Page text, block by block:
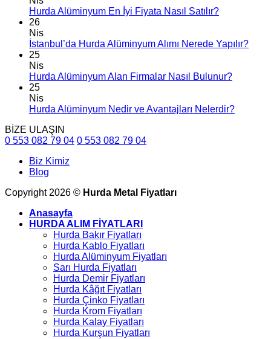
Hurda Alüminyum En İyi Fiyata Nasıl Satılır?
26
Nis
İstanbul’da Hurda Alüminyum Alımı Nerede Yapılır?
25
Nis
Hurda Alüminyum Alan Firmalar Nasıl Bulunur?
25
Nis
Hurda Alüminyum Nedir ve Avantajları Nelerdir?
BİZE ULAŞIN
0 553 082 79 04 0 553 082 79 04
Biz Kimiz
Blog
Copyright 2026 © Hurda Metal Fiyatları
Anasayfa
HURDA ALIM FİYATLARI
Hurda Bakır Fiyatları
Hurda Kablo Fiyatları
Hurda Alüminyum Fiyatları
Sarı Hurda Fiyatları
Hurda Demir Fiyatları
Hurda Kâğıt Fiyatları
Hurda Çinko Fiyatları
Hurda Krom Fiyatları
Hurda Kalay Fiyatları
Hurda Kurşun Fiyatları